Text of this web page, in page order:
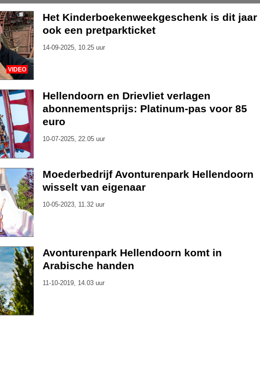
VIDEO
Het Kinderboekenweekgeschenk is dit jaar
ook een pretparkticket
14-09-2025, 10.25 uur
Hellendoorn en Drievliet verlagen
abonnementsprijs: Platinum-pas voor 85
euro
10-07-2025, 22.05 uur
Moederbedrijf Avonturenpark Hellendoorn
wisselt van eigenaar
10-05-2023, 11.32 uur
Avonturenpark Hellendoorn komt in
Arabische handen
11-10-2019, 14.03 uur